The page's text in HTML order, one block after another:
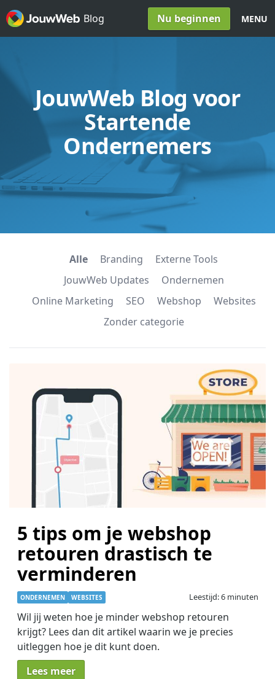
Spring naar inhoud
Blog
Nu beginnen MENU
JouwWeb Blog voor
Startende
Ondernemers
Alle Branding
Externe Tools
JouwWeb Updates
Ondernemen
Online Marketing
SEO Webshop
Websites
Zonder categorie
5 tips om je webshop
retouren drastisch te
verminderen
ONDERNEMEN WEBSITES Leestijd: 6 minuten
Wil jij weten hoe je minder webshop retouren
krijgt? Lees dan dit artikel waarin we je precies
uitleggen hoe je dit kunt doen.
Lees meer